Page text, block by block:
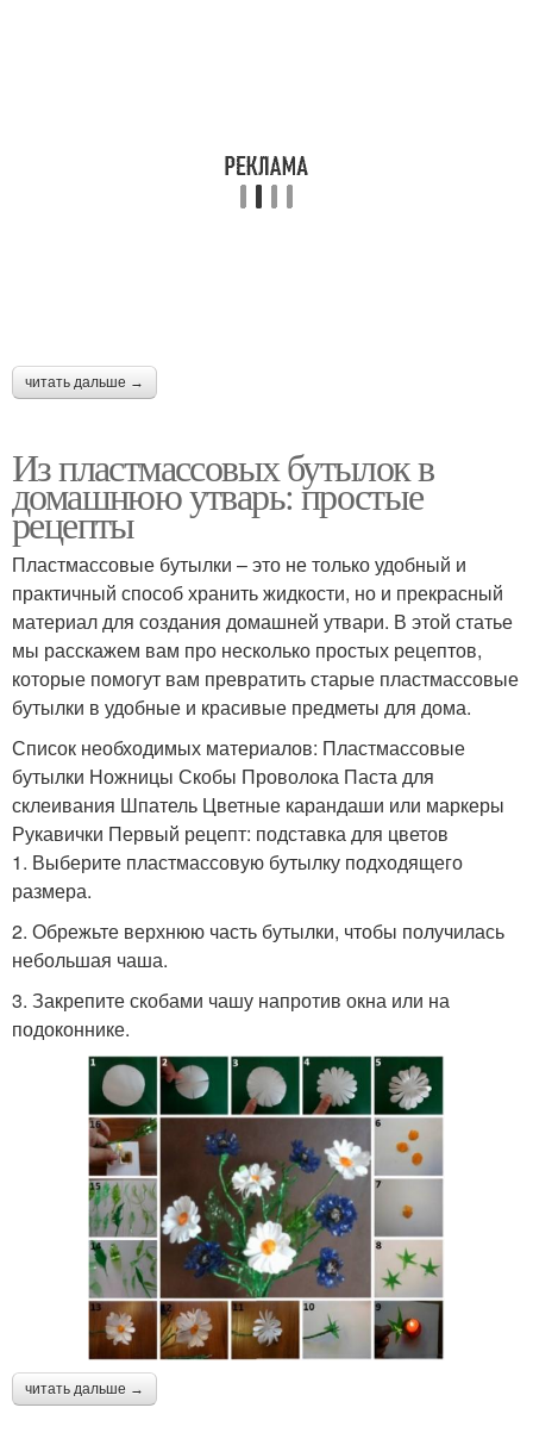
читать дальше →
Из пластмассовых бутылок в
домашнюю утварь: простые
рецепты
Пластмассовые бутылки – это не только удобный и
практичный способ хранить жидкости, но и прекрасный
материал для создания домашней утвари. В этой статье
мы расскажем вам про несколько простых рецептов,
которые помогут вам превратить старые пластмассовые
бутылки в удобные и красивые предметы для дома.
Список необходимых материалов: Пластмассовые
бутылки Ножницы Скобы Проволока Паста для
склеивания Шпатель Цветные карандаши или маркеры
Рукавички Первый рецепт: подставка для цветов
1. Выберите пластмассовую бутылку подходящего
размера.
2. Обрежьте верхнюю часть бутылки, чтобы получилась
небольшая чаша.
3. Закрепите скобами чашу напротив окна или на
подоконнике.
читать дальше →